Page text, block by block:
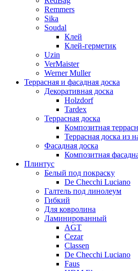
Remmers
Sika
Soudal
Клей
Клей-герметик
Uzin
VerMaister
Werner Muller
Террасная и фасадная доска
Декоративная доска
Holzdorf
Tardex
Террасная доска
Композитная
Террасная доска из
Фасадная доска
Композитная
Плинтус
Белый под покраску
De Checchi Luciano
Галтель под линолеум
Гибкий
Для ковролина
Ламинированный
AGT
Cezar
Classen
De Checchi Luciano
Faus